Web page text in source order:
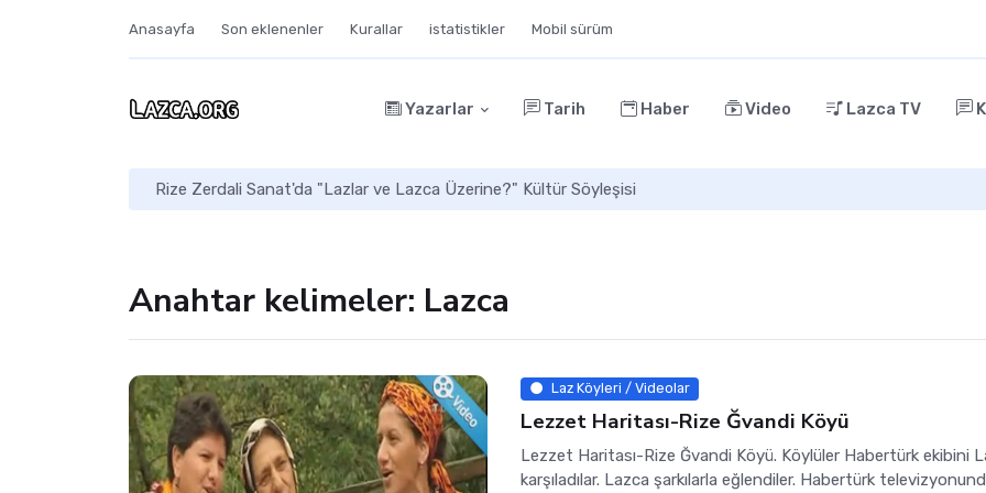
Anasayfa Son eklenenler Kurallar istatistikler Mobil sürüm
Yazarlar Tarih Haber Video Lazca TV
Rize Zerdali Sanat'da "Lazlar ve Lazca Üzerine?" Kültür Söyleşisi
Anahtar kelimeler: Lazca
Laz Köyleri / Videolar
Lezzet Haritası-Rize Ğvandi Köyü
Lezzet Haritası-Rize Ğvandi Köyü. Köylüler Habertürk ekibini
karşıladılar. Lazca şarkılarla eğlendiler. Habertürk